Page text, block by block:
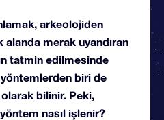
arkeolojiden
merak uyandıran
tatmin edilmesinde
biri de
bilinir. Peki,
nasıl işlenir?